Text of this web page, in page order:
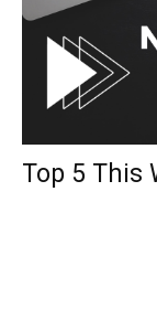
Top 5 This